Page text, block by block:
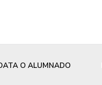
O ALUMNADO